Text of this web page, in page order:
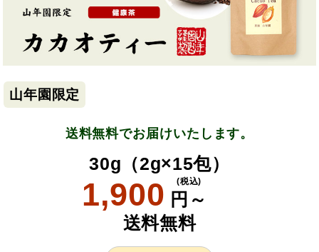
山年園限定
送料無料でお届けいたします。
30g（2g×15包）
1,900 円～
(税込)
送料無料